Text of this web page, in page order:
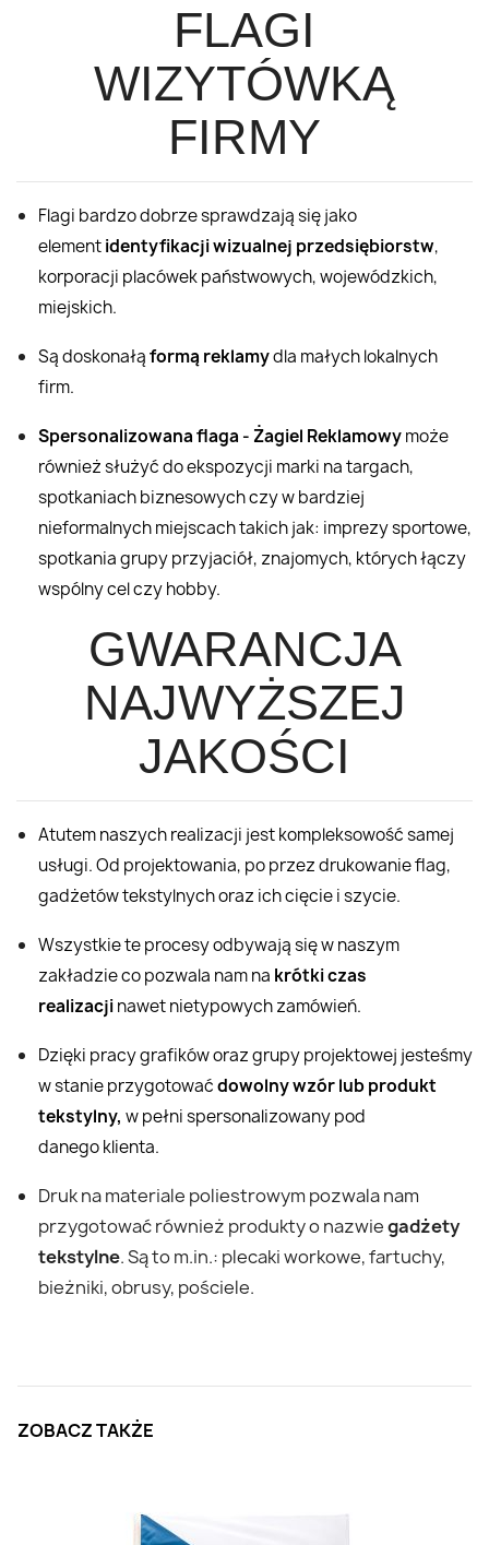
FLAGI
WIZYTÓWKĄ
FIRMY
Flagi bardzo dobrze sprawdzają się jako
elementidentyfikacji wizualnej przedsiębiorstw,
korporacji placówek państwowych, wojewódzkich,
miejskich.
Są doskonałąformą reklamydla małych lokalnych
firm.
Spersonalizowana flaga - Żagiel Reklamowymoże
również służyć do ekspozycji marki na targach,
spotkaniach biznesowych czy w bardziej
nieformalnych miejscach takich jak: imprezy sportowe,
spotkania grupy przyjaciół, znajomych, których łączy
wspólny cel czy hobby.
GWARANCJA
NAJWYŻSZEJ
JAKOŚCI
Atutem naszych realizacji jest kompleksowość samej
usługi. Od projektowania, po przez drukowanie flag,
gadżetów tekstylnych oraz ich cięcie i szycie.
Wszystkie te procesy odbywają się w naszym
zakładzie co pozwala nam na krótki czas
realizacjinawet nietypowych zamówień.
Dzięki pracy grafików oraz grupy projektowej jesteśmy
w stanie przygotowaćdowolny wzór lub produkt
tekstylny, w pełni spersonalizowany pod
danego klienta.
Druk na materiale poliestrowym pozwala nam
przygotować również produkty o nazwiegadżety
tekstylne. Są to m.in.: plecaki workowe, fartuchy,
bieżniki, obrusy, pościele.
ZOBACZ TAKŻE